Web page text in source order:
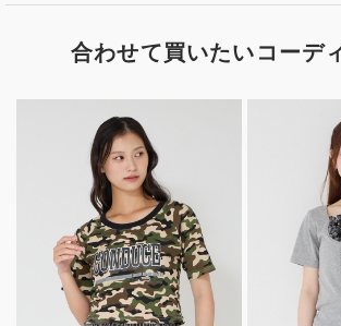
合わせて買いたいコーデ